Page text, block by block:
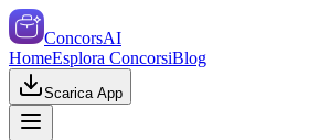
ConcorsAI
HomeEsplora ConcorsiBlog
Scarica App